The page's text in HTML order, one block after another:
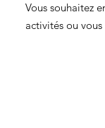
Vous souhaitez
activités ou